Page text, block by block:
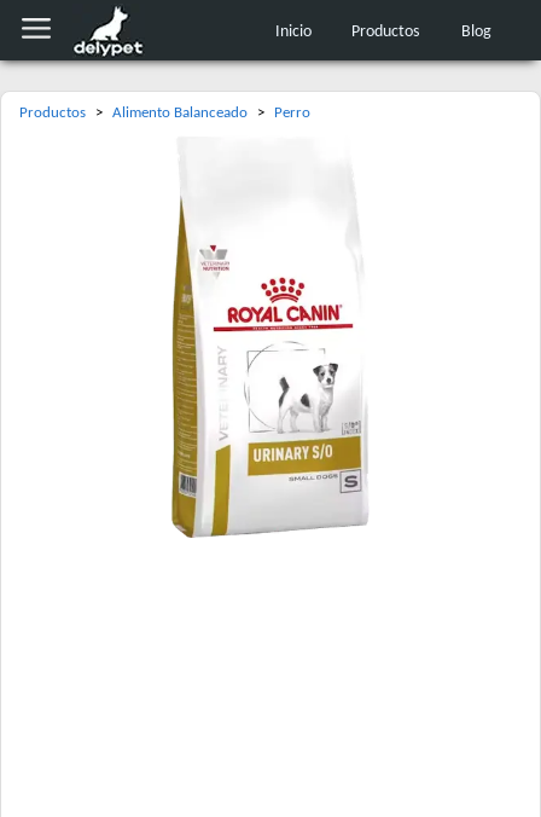
Inicio Productos Blog
Productos > Alimento Balanceado > Perro